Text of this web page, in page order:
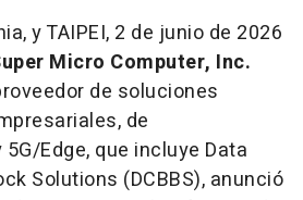
y TAIPEI, 2 de junio de 2026
Micro Computer, Inc.
de soluciones
de
Edge, que incluye Data
Solutions (DCBBS), anunció